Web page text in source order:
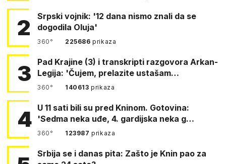
2
Srpski vojnik: '12 dana nismo znali da se
dogodila Oluja'
360° 225686prikaza
3
Pad Krajine (3) i transkripti razgovora Arkan-
Legija: 'Čujem, prelazite ustašam…
360° 140613prikaza
4 U 11 sati bili su pred Kninom. Gotovina:
'Sedma neka uđe, 4. gardijska neka g…
360° 123987prikaza
Srbija se i danas pita: Zašto je Knin pao za